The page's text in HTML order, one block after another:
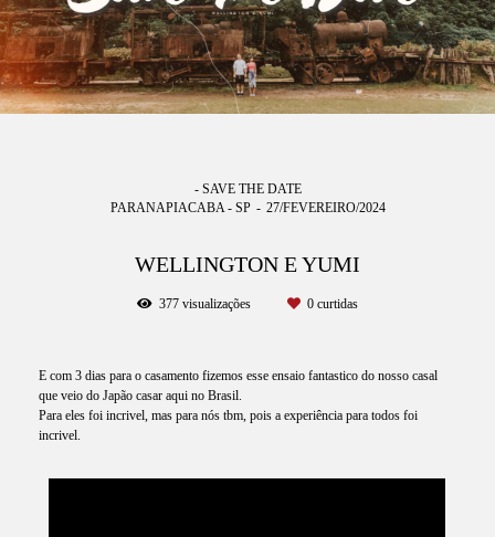
- SAVE THE DATE
PARANAPIACABA - SP
27/FEVEREIRO/2024
WELLINGTON E YUMI
377 visualizações 0 curtidas
E com 3 dias para o casamento fizemos esse ensaio fantastico do nosso casal
que veio do Japão casar aqui no Brasil.
Para eles foi incrivel, mas para nós tbm, pois a experiência para todos foi
incrivel.